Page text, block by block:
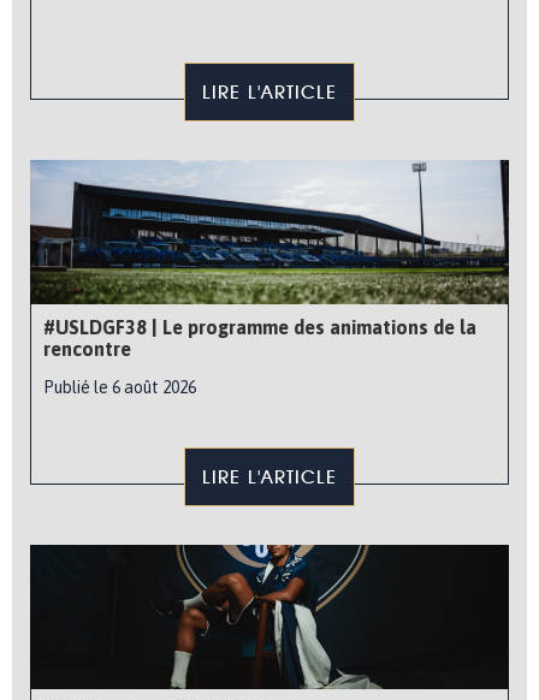
LIRE L'ARTICLE
#USLDGF38 | Le programme des animations de la
rencontre
Publié le 6 août 2026
LIRE L'ARTICLE